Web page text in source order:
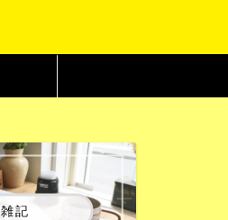
雑記